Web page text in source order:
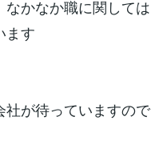
かなか職に関しては
ます
が待っていますので